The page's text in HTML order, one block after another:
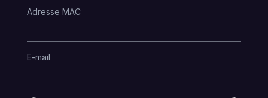
Adresse MAC
E-mail